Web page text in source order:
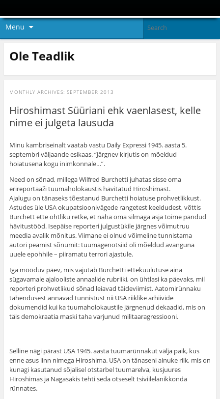
Menu
Ole Teadlik
MONTHLY ARCHIVES: SEPTEMBER 2013
Hiroshimast Süüriani ehk vaenlasest, kelle
nime ei julgeta lausuda
Minu kambriseinalt vaatab vastu Daily Expressi 1945. aasta 5.
septembri väljaande esikaas. “Järgnev kirjutis on mõeldud
hoiatusena kogu inimkonnale…”.
Need on sõnad, millega Wilfred Burchetti juhatas sisse oma
erireportaaži tuumaholokaustis hävitatud Hiroshimast.
Ajalugu on tänaseks tõestanud Burchetti hoiatuse prohvetlikkust.
Astudes üle USA okupatsioonivägede rangetest keeldudest, võttis
Burchett ette ohtliku retke, et näha oma silmaga äsja toime pandud
hävitustööd. Isepäise reporteri julgustükile järgnes võimutruu
meedia avalik mõnitus. Viimane ei olnud võimeline tunnistama
autori peamist sõnumit: tuumagenotsiid oli mõeldud avanguna
uuele epohhile – piiramatu terrori ajastule.
Iga mööduv päev, mis vajutab Burchetti ettekuulutuse aina
sügavamale ajalooliste annaalide rubriiki, on ühtlasi ka päevaks, mil
reporteri prohvetlikud sõnad leiavad täideviimist. Aatomirünnaku
tähendusest annavad tunnistust nii USA riiklike arhiivide
dokumendid kui ka tuumaholokaustile järgnenud dekaadid, mis on
täis demokraatia maski taha varjunud militaaragressiooni.
Selline nägi pärast USA 1945. aasta tuumarünnakut välja paik, kus
enne asus linn nimega Hiroshima. USA on tänaseni ainuke riik, mis on
kunagi kasutanud sõjalisel otstarbel tuumarelva, kusjuures
Hiroshimas ja Nagasakis tehti seda otseselt tsiviilelanikkonda
rünnates.